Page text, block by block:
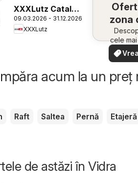
XXXLutz Catalog
grădină
09.03.2026 - 31.12.2026
XXXLutz
zona
cele
oferte
văd
acum la un preț
Raft Saltea Pernă
Etajeră
de astăzi în Vidra